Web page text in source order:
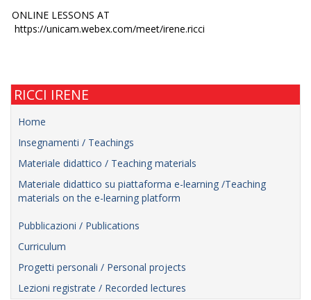
RICCI IRENE
Home
Insegnamenti / Teachings
Materiale didattico / Teaching materials
Materiale didattico su piattaforma e-learning /Teaching
materials on the e-learning platform
Pubblicazioni / Publications
Curriculum
Progetti personali / Personal projects
Lezioni registrate / Recorded lectures